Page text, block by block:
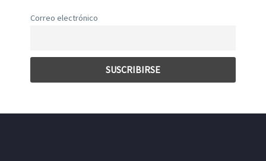
Correo electrónico